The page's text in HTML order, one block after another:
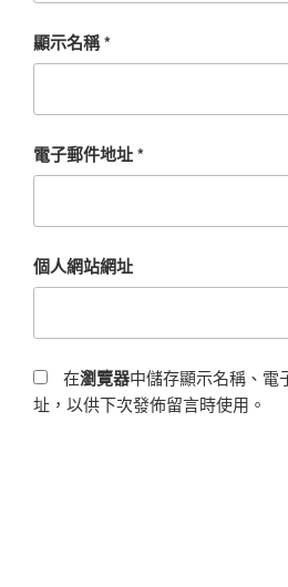
顯示名稱*
電子郵件地址*
個人網站網址
在瀏覽器中儲存顯示名稱、電
址，以供下次發佈留言時使用。